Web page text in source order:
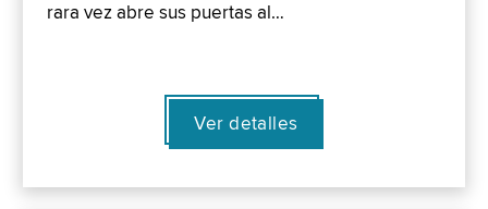
rara vez abre sus puertas al…
Ver detalles